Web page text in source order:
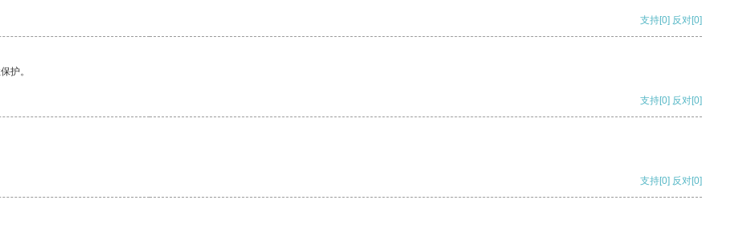
支持[0] 反对[0]
护。
支持[0] 反对[0]
支持[0] 反对[0]